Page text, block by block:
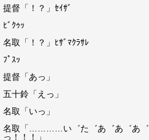
提督「！？」ｾｲｻﾞ
ﾋﾞｸｩｯ
名取「！？」ﾋｻﾞﾏｸﾗｻﾚ
ﾌﾟｽｯ
提督「あっ」
五十鈴「えっ」
名取「いっ」
名取「…………い゛た゛あ゛あ゛あ゛
っ！！！」